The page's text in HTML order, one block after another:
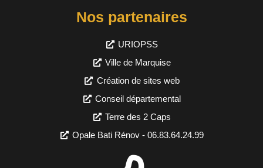
Nos partenaires
URIOPSS
Ville de Marquise
Création de sites web
Conseil départemental
Terre des 2 Caps
Opale Bati Rénov - 06.83.64.24.99